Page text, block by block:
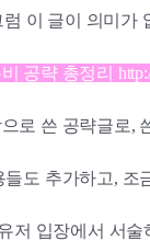
이 글이 의미가
공략 총정리 http://
로 쓴 공략글로,
도 추가하고,
저 입장에서 서